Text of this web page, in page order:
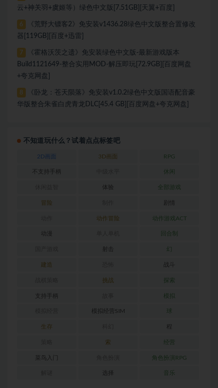
云+神关羽+虞姬等）绿色中文版[7.51GB][天翼+百度]
6
《荒野大镖客2》免安装v1436.28绿色中文版整合置修改
器[119GB][百度+迅雷]
7
《霍格沃茨之遗》免安装绿色中文版-最新游戏版本
Build1121649-整合实用MOD-解压即玩[72.9GB][百度网盘
+夸克网盘]
8
《卧龙：苍天陨落》免安装v1.0.2绿色中文版国语配音豪
华版整合朱雀白虎青龙DLC[45.4 GB][百度网盘+夸克网盘]
不知道玩什么？试着点点标签吧
2D画面 3D画面 RPG
不支持手柄 休闲
体验 全部游戏
冒险 剧情
动作冒险 动作游戏ACT
动漫 回合制
射击 幻
建造 战斗
挑战 探索
支持手柄 模拟
模拟经营SIM 球
生存 程
索 经营
菜鸟入门 角色扮演RPG
选择 音乐